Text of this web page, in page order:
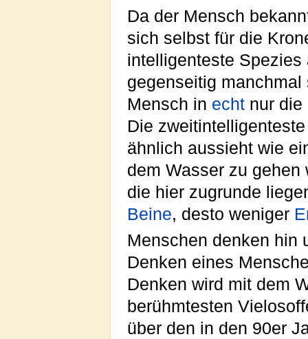
Da der Mensch
sich selbst für die
intelligenteste
gegenseitig
Mensch in echt nur die
Die
ähnlich aussieht wie
dem Wasser zu
die hier zugrunde
Beine, desto weniger
Menschen denken hin
Denken eines
Denken wird mit dem
berühmtesten
über den in den 90er